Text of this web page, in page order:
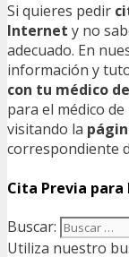
Si quieres pedir
Internet y no
adecuado. En
información y
con tu médico
para el médico
visitando la
correspondiente
Cita Previa
Buscar:
Utiliza nuestro